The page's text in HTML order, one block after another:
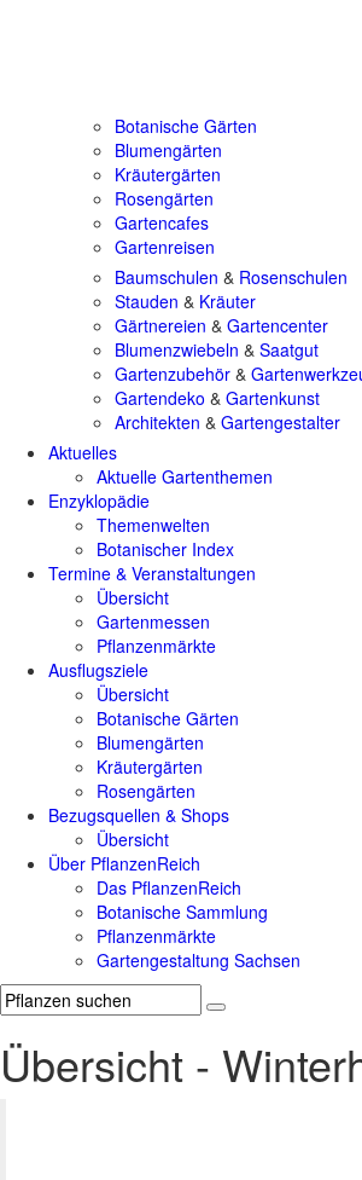
Botanische Gärten
Blumengärten
Kräutergärten
Rosengärten
Gartencafes
Gartenreisen
Baumschulen & Rosenschulen
Stauden & Kräuter
Gärtnereien & Gartencenter
Blumenzwiebeln & Saatgut
Gartenzubehör &
Gartendeko & Gartenkunst
Architekten & Gartengestalter
Aktuelles
Aktuelle Gartenthemen
Enzyklopädie
Themenwelten
Botanischer Index
Termine & Veranstaltungen
Übersicht
Gartenmessen
Pflanzenmärkte
Ausflugsziele
Übersicht
Botanische Gärten
Blumengärten
Kräutergärten
Rosengärten
Bezugsquellen & Shops
Übersicht
Über PflanzenReich
Das PflanzenReich
Botanische Sammlung
Pflanzenmärkte
Gartengestaltung Sachsen
Übersicht -